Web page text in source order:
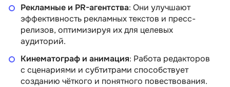
Рекламные и PR-агентства: Они улучшают
эффективность рекламных текстов и пресс-
релизов, оптимизируя их для целевых
аудиторий.
Кинематограф и анимация: Работа редакторов
с сценариями и субтитрами способствует
созданию чёткого и понятного повествования.